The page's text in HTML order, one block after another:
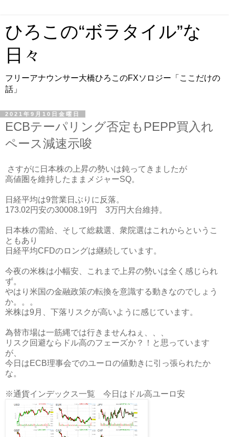
ひろこの“ボラタイル”な
日々
フリーアナウンサー大橋ひろこのFXソロジー「ここだけの
話」
2021年9月10日金曜日
ECBテーパリング否定もPEPP買入れ
ペース減速示唆
さすがに日本株の上昇の勢いは鈍ってきましたが
高値圏を維持したままメジャーSQ。
日経平均は9営業日ぶりに反落。
173.02円安の30008.19円 3万円大台維持。
日本株の需給、そして総裁選、衆院選はこれからというこ
ともあり
日経平均CFDのロングは継続しています。
今夜の米株は小幅安、これまで上昇の勢いは全く感じられ
ず。
やはり米国の金融政策の転換を意識する動きなのでしょう
か。。。
米株は9月、下落リスクが高いように感じています。
為替市場は一筋縄では行きませんねぇ、、、
リスク回避ならドル高のフェーズか？！と思っています
が、
今日はECB理事会でのユーロの値動きに引っ張られたか
な。
※通貨インデックス一覧 今日はドル高ユーロ安